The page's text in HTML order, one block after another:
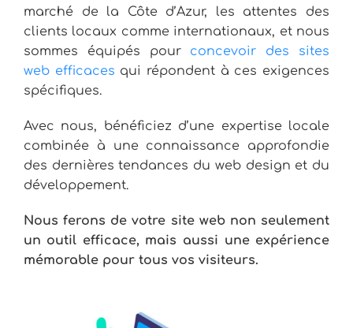
marché de la Côte d’Azur, les attentes des
clients locaux comme internationaux, et nous
sommes équipés pour concevoir des sites
web efficaces qui répondent à ces exigences
spécifiques.
Avec nous, bénéficiez d’une expertise locale
combinée à une connaissance approfondie
des dernières tendances du web design et du
développement.
Nous ferons de votre site web non seulement
un outil efficace, mais aussi une expérience
mémorable pour tous vos visiteurs.